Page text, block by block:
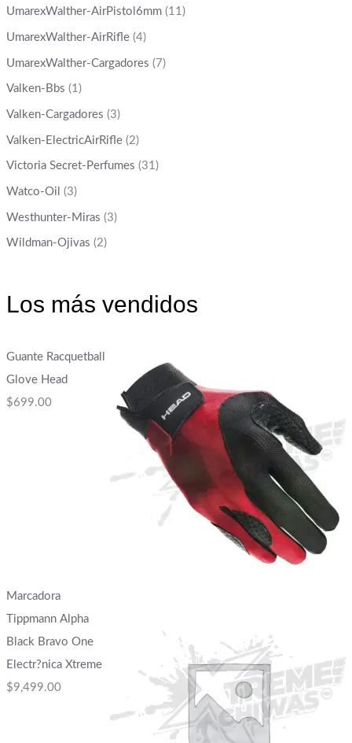
UmarexWalther-AirPistol6mm (11)
UmarexWalther-AirRifle (4)
UmarexWalther-Cargadores (7)
Valken-Bbs (1)
Valken-Cargadores (3)
Valken-ElectricAirRifle (2)
Victoria Secret-Perfumes (31)
Watco-Oil (3)
Westhunter-Miras (3)
Wildman-Ojivas (2)
Los más vendidos
Guante Racquetball
Glove Head
$699.00
Marcadora
Tippmann Alpha
Black Bravo One
Electr?nica Xtreme
$9,499.00